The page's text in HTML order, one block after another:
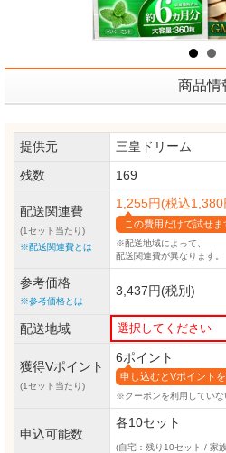
商品情
提供元
三皇ドリーム
残数
169
配送関連費
(1セット当たり)
※配送関連費とは
1,255円(税込1,380
この費用だけで試せま
※配送地域によって、
配送関連費が異なります。
参考価格
※参考価格とは
3,437円(税別)
配送地域
獲得Vポイント
(1セット当たり)
6ポイント
申し込むとVポイントを
※クーポンを利用していな
申込可能数
各10セット
(自宅：残り10セット / 家